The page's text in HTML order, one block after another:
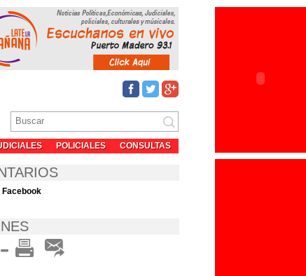
POLICIALES CONSULTAS
Facebook